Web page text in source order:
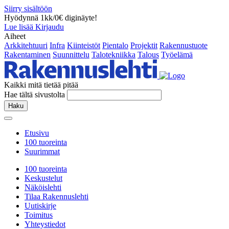
Siirry sisältöön
Hyödynnä 1kk/0€ diginäyte!
Lue lisää Kirjaudu
Aiheet
Arkkitehtuuri Infra Kiinteistöt Pientalo Projektit Rakennustuote
Rakentaminen Suunnittelu Talotekniikka Talous Työelämä
Kaikki mitä tietää pitää
Hae tältä sivustolta
Haku
Etusivu
100 tuoreinta
Suurimmat
100 tuoreinta
Keskustelut
Näköislehti
Tilaa Rakennuslehti
Uutiskirje
Toimitus
Yhteystiedot